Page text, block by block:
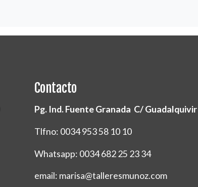
Contacto
Pg. Ind. Fuente Granada C/
Tlfno: 0034 953 58 10 10
Whatsapp: 0034 682 25 23 34
email: marisa@talleresmunoz.com